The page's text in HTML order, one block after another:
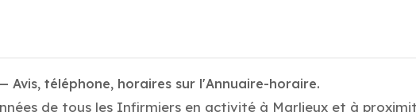
Avis, téléphone, horaires sur l'Annuaire-horaire.
de tous les Infirmiers en activité à Marlieux et à